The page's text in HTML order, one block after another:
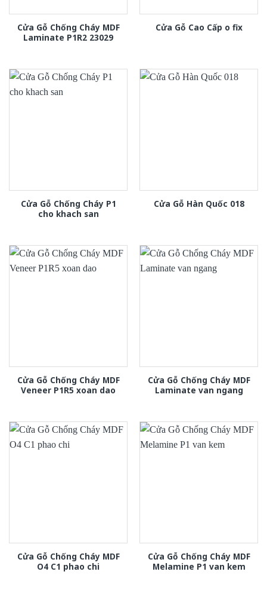
Cửa Gỗ Chống Cháy MDF
Laminate P1R2 23029
Cửa Gỗ Cao Cấp o fix
Cửa Gỗ Chống Cháy P1
cho khach san
Cửa Gỗ Hàn Quốc 018
Cửa Gỗ Chống Cháy MDF
Veneer P1R5 xoan dao
Cửa Gỗ Chống Cháy MDF
Laminate van ngang
Cửa Gỗ Chống Cháy MDF
O4 C1 phao chi
Cửa Gỗ Chống Cháy MDF
Melamine P1 van kem